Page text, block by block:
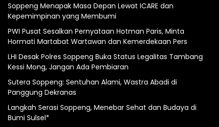
Soppeng Menapak Masa Depan Lewat ICARE dan
Kepemimpinan yang Membumi
PWI Pusat Sesalkan Pernyataan Hotman Paris, Minta
Hormati Martabat Wartawan dan Kemerdekaan Pers
LHI Desak Polres Soppeng Buka Status Legalitas Tambang
Kessi Mong, Jangan Ada Pembiaran
Sutera Soppeng: Sentuhan Alami, Wastra Abadi di
Panggung Dekranas
Langkah Serasi Soppeng, Menebar Sehat dan Budaya di
Bumi Sulsel*